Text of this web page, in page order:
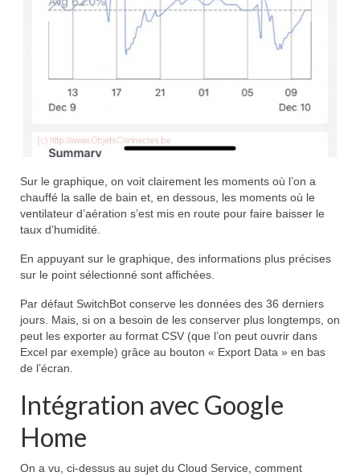
Sur le graphique, on voit clairement les moments où l’on a
chauffé la salle de bain et, en dessous, les moments où le
ventilateur d’aération s’est mis en route pour faire baisser le
taux d’humidité.
En appuyant sur le graphique, des informations plus précises
sur le point sélectionné sont affichées.
Par défaut SwitchBot conserve les données des 36 derniers
jours. Mais, si on a besoin de les conserver plus longtemps, on
peut les exporter au format CSV (que l’on peut ouvrir dans
Excel par exemple) grâce au bouton « Export Data » en bas
de l’écran.
Intégration avec Google
Home
On a vu, ci-dessus au sujet du Cloud Service, comment